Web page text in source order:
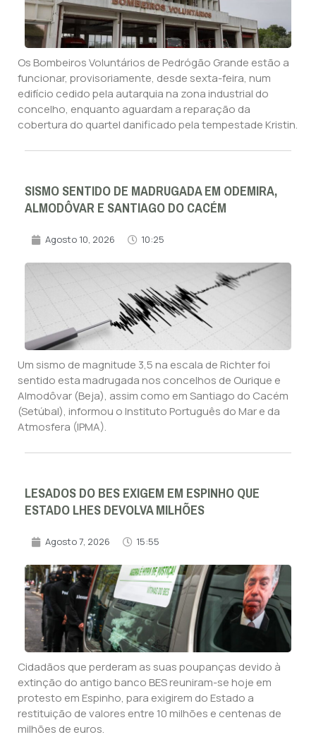
Os Bombeiros Voluntários de Pedrógão Grande estão a
funcionar, provisoriamente, desde sexta-feira, num
edifício cedido pela autarquia na zona industrial do
concelho, enquanto aguardam a reparação da
cobertura do quartel danificado pela tempestade Kristin.
SISMO SENTIDO DE MADRUGADA EM ODEMIRA,
ALMODÔVAR E SANTIAGO DO CACÉM
Agosto 10, 2026 10:25
Um sismo de magnitude 3,5 na escala de Richter foi
sentido esta madrugada nos concelhos de Ourique e
Almodôvar (Beja), assim como em Santiago do Cacém
(Setúbal), informou o Instituto Português do Mar e da
Atmosfera (IPMA).
LESADOS DO BES EXIGEM EM ESPINHO QUE
ESTADO LHES DEVOLVA MILHÕES
Agosto 7, 2026 15:55
Cidadãos que perderam as suas poupanças devido à
extinção do antigo banco BES reuniram-se hoje em
protesto em Espinho, para exigirem do Estado a
restituição de valores entre 10 milhões e centenas de
milhões de euros.